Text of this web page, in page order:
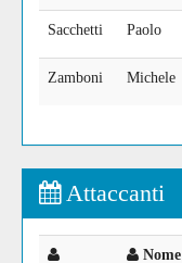
Sacchetti Paolo
Zamboni Michele
Attaccanti
Nome